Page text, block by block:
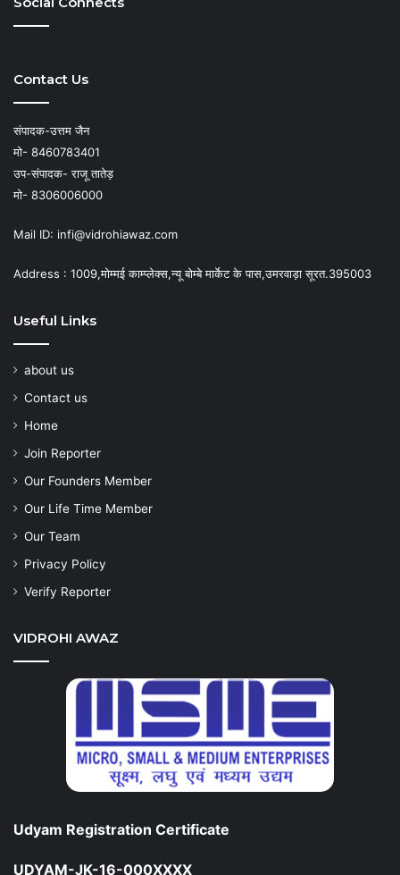
Contact Us
संपादक-उत्तम जैन
मो- 8460783401
उप-संपादक- राजू तातेड़
मो- 8306006000
Mail ID: infi@vidrohiawaz.com
Address : 1009,मोम्मई काम्प्लेक्स,न्यू बोम्बे मार्केट के पास,उमरवाड़ा सूरत.395003
Useful Links
about us
Contact us
Home
Join Reporter
Our Founders Member
Our Life Time Member
Our Team
Privacy Policy
Verify Reporter
VIDROHI AWAZ
Udyam Registration Certificate
UDYAM-JK-16-000XXXX